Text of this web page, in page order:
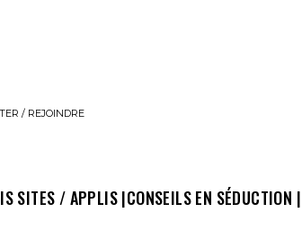
/ REJOINDRE
SITES / APPLIS |CONSEILS EN SÉDUCTION |